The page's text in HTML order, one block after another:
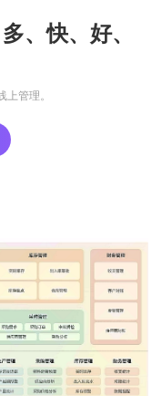
、快、好、
管理。